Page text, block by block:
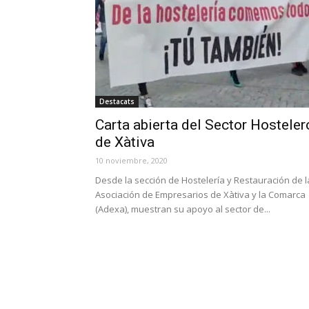
Destacats
Carta abierta del Sector
de Xàtiva
10 noviembre, 2020
Desde la sección de Hostelería y Restauración de
Asociación de Empresarios de Xàtiva y la Comarca
(Adexa), muestran su apoyo al sector de...